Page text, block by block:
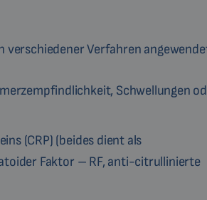
Verfahren
Schwellungen
(CRP) (beides dient als
Faktor – RF, anti-citrullinierte